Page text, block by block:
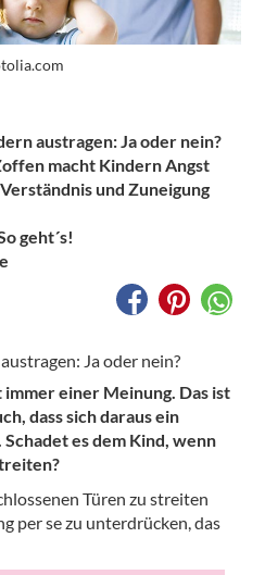
austragen: Ja oder nein?
macht Kindern Angst
und Zuneigung
geht´s!
Ja oder nein?
einer Meinung. Das ist
dass sich daraus ein
es dem Kind, wenn
Türen zu streiten
per se zu unterdrücken, das